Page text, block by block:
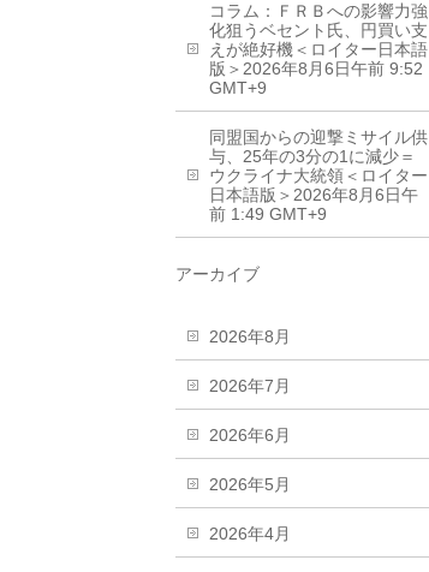
コラム：ＦＲＢへの影響力強
化狙うベセント氏、円買い支
えが絶好機＜ロイター日本語
版＞2026年8月6日午前 9:52
GMT+9
同盟国からの迎撃ミサイル供
与、25年の3分の1に減少＝
ウクライナ大統領＜ロイター
日本語版＞2026年8月6日午
前 1:49 GMT+9
アーカイブ
2026年8月
2026年7月
2026年6月
2026年5月
2026年4月